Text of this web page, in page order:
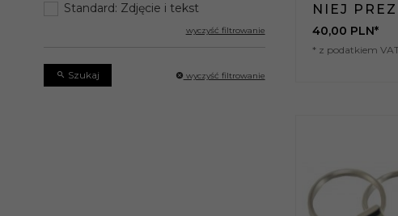
Standard: Zdjęcie i tekst
wyczyść filtrowanie
Szukaj wyczyść filtrowanie
NIEJ
40,00 PLN*
* z podatkiem